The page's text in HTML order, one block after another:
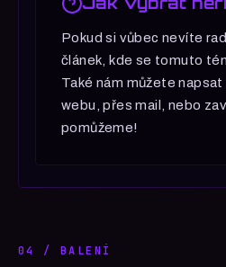
Pokud si vůbec nevíte
článek, kde se tomuto
Také nám můžete
webu, přes mail, nebo
pomůžeme!
04 / BALENÍ